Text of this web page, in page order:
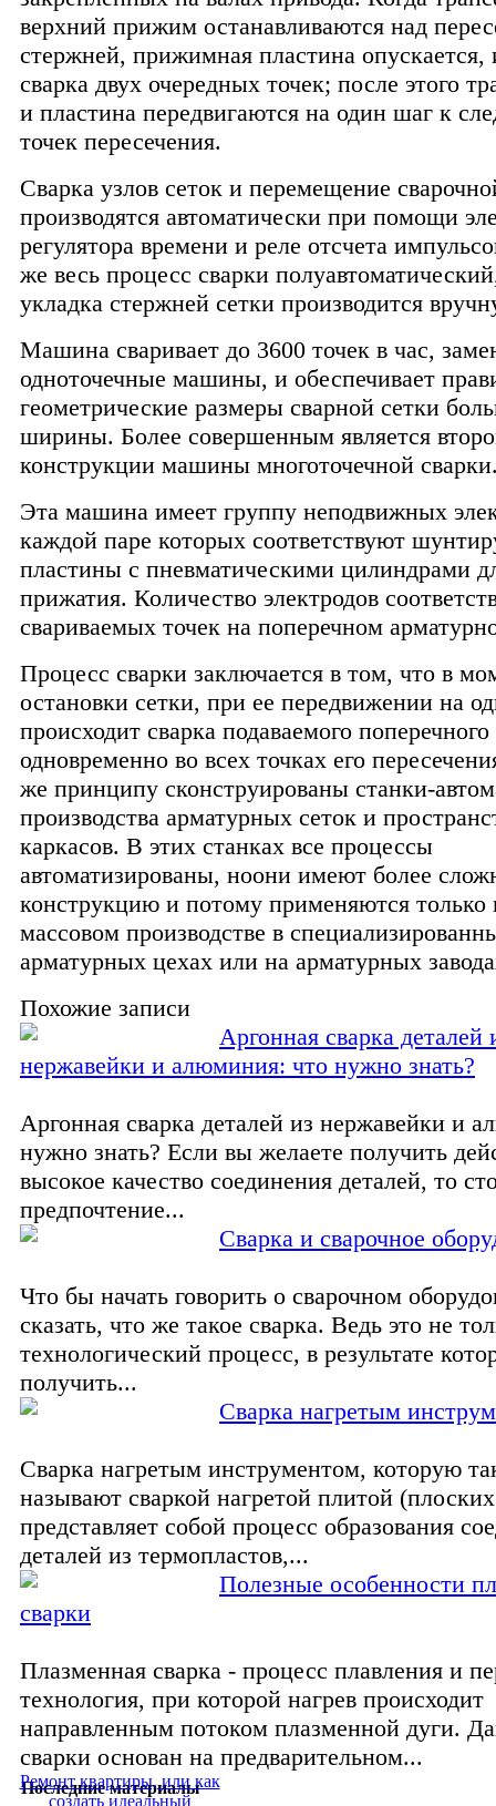
верхний прижим останавливаются над
стержней, прижимная пластина опускается,
сварка двух очередных точек; после этого
и пластина передвигаются на один шаг к
точек пересечения.
Сварка узлов сеток и перемещение
производятся автоматически при помощи
регулятора времени и реле отсчета
же весь процесс сварки
укладка стержней сетки производится
Машина сваривает до 3600 точек в час,
одноточечные машины, и обеспечивает
геометрические размеры сварной сетки
ширины. Более совершенным является
конструкции машины многоточечной
Эта машина имеет группу неподвижных
каждой паре которых соответствуют
пластины с пневматическими цилиндрами
прижатия. Количество электродов
свариваемых точек на поперечном
Процесс сварки заключается в том, что в
остановки сетки, при ее передвижении на
происходит сварка подаваемого
одновременно во всех точках его
же принципу сконструированы станки-
производства арматурных сеток и
каркасов. В этих станках все процессы
автоматизированы, ноони имеют более
конструкцию и потому применяются только
массовом производстве в
арматурных цехах или на арматурных
Похожие записи
Аргонная сварка деталей
нержавейки и алюминия: что нужно знать?
Аргонная сварка деталей из нержавейки и
нужно знать? Если вы желаете получить
высокое качество соединения деталей, то
предпочтение...
Сварка и сварочное
Что бы начать говорить о сварочном
сказать, что же такое сварка. Ведь это не
технологический процесс, в результате
получить...
Сварка нагретым
Сварка нагретым инструментом, которую
называют сваркой нагретой пли­той
представляет собой процесс образования
деталей из термопластов,...
Полезные особенности
сварки
Плазменная сварка - процесс плавления и
технология, при которой нагрев происходит
направленным потоком плазменной дуги.
сварки основан на предварительном...
Последние материалы
Ремонт квартиры, или как
создать идеальный